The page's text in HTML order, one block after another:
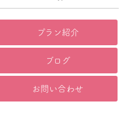
プラン紹介
ブログ
お問い合わせ